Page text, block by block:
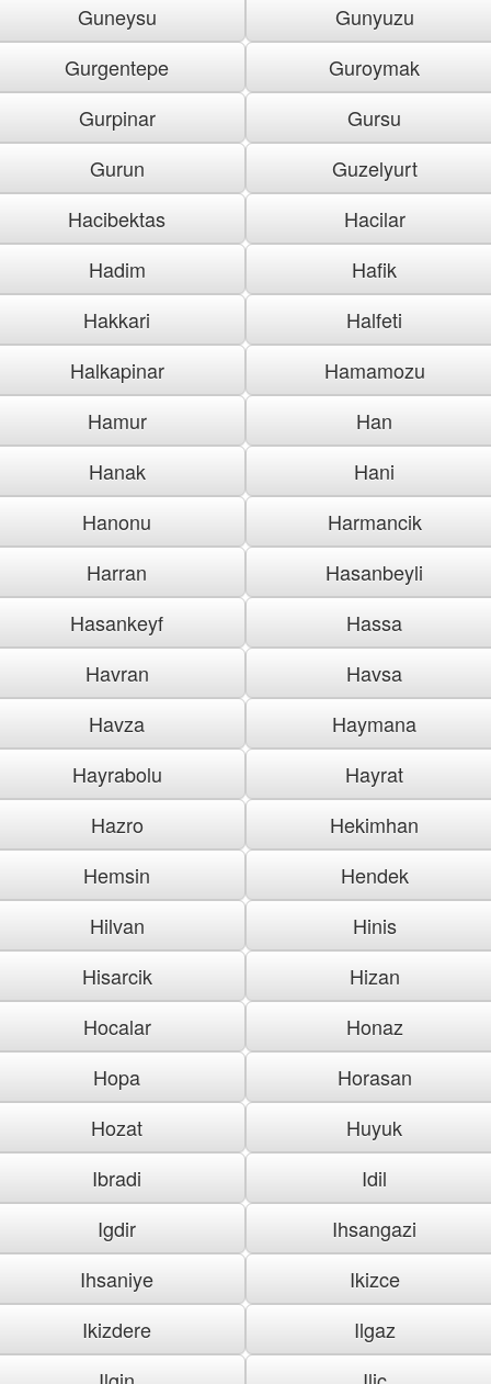
Guneysu
Gunyuzu
Gurgentepe
Guroymak
Gurpinar
Gursu
Gurun
Guzelyurt
Hacibektas
Hacilar
Hadim
Hafik
Hakkari
Halfeti
Halkapinar
Hamamozu
Hamur
Han
Hanak
Hani
Hanonu
Harmancik
Harran
Hasanbeyli
Hasankeyf
Hassa
Havran
Havsa
Havza
Haymana
Hayrabolu
Hayrat
Hazro
Hekimhan
Hemsin
Hendek
Hilvan
Hinis
Hisarcik
Hizan
Hocalar
Honaz
Hopa
Horasan
Hozat
Huyuk
Ibradi
Idil
Igdir
Ihsangazi
Ihsaniye
Ikizce
Ikizdere
Ilgaz